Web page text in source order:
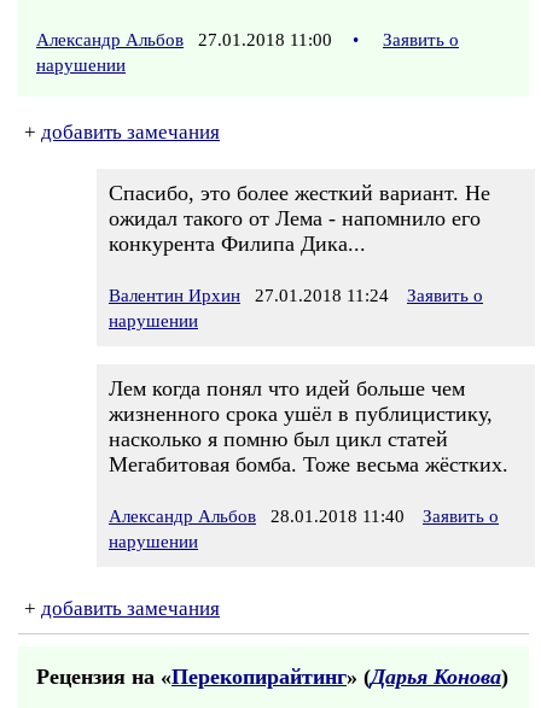
Александр Альбов 27.01.2018 11:00 •
Заявить о
нарушении
+ добавить замечания
Спасибо, это более жесткий вариант. Не
ожидал такого от Лема - напомнило его
конкурента Филипа Дика...
Валентин Ирхин 27.01.2018 11:24
Заявить о
нарушении
Лем когда понял что идей больше чем
жизненного срока ушёл в публицистику,
насколько я помню был цикл статей
Мегабитовая бомба. Тоже весьма жёстких.
Александр Альбов 28.01.2018 11:40
Заявить о
нарушении
+ добавить замечания
Рецензия на «Перекопирайтинг» (Дарья Конова)